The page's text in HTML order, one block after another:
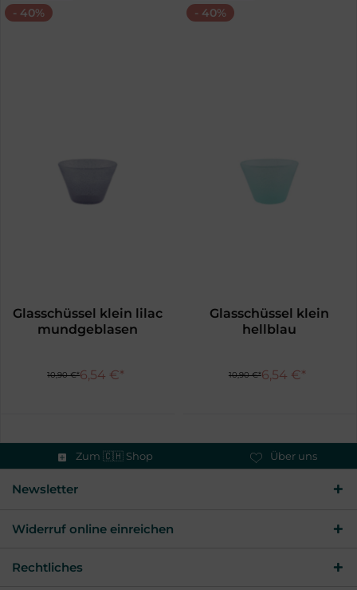
- 40%
Glasschüssel klein lilac
mundgeblasen
10,90 €*6,54 €*
- 40%
Glasschüssel klein
hellblau
10,90 €*6,54 €*
Zum 🇨🇭 Shop Über uns
Newsletter
Widerruf online einreichen
Rechtliches